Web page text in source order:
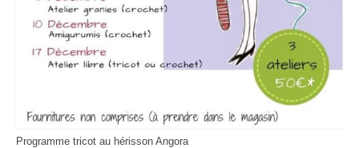
Programme tricot au hérisson Angora